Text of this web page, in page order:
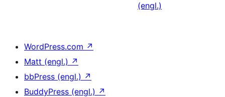
(engl.)
WordPress.com ↗
Matt (engl.) ↗
bbPress (engl.) ↗
BuddyPress (engl.) ↗